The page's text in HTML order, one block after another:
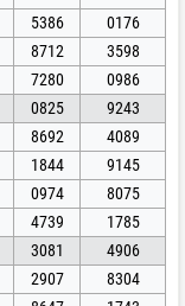
5386
0176
8712
3598
7280
0986
0825
9243
8692
4089
1844
9145
0974
8075
4739
1785
3081
4906
2907
8304